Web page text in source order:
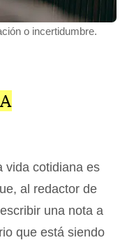
o incertidumbre.
vida cotidiana es
al redactor de
una nota a
que está siendo